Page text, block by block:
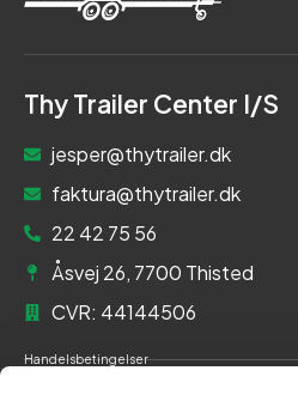
Thy Trailer Center I/S
jesper@thytrailer.dk
faktura@thytrailer.dk
22 42 75 56
Åsvej 26, 7700 Thisted
CVR: 44144506
Handelsbetingelser